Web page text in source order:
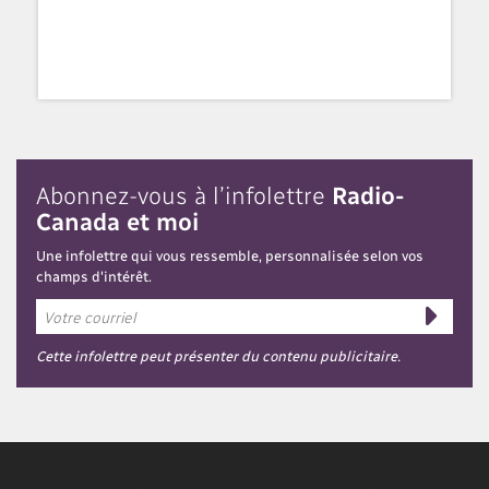
Abonnez-vous à l’infolettre Radio-
Canada et moi
Une infolettre qui vous ressemble, personnalisée selon vos
champs d'intérêt.
Cette infolettre peut présenter du contenu publicitaire.